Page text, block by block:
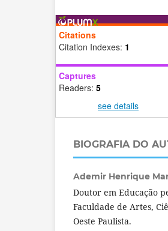
Citations
Citation Indexes: 1
Captures
Readers: 5
see details
BIOGRAFIA DO
Ademir Henrique
Doutor em Educação
Faculdade de Artes,
Oeste Paulista.